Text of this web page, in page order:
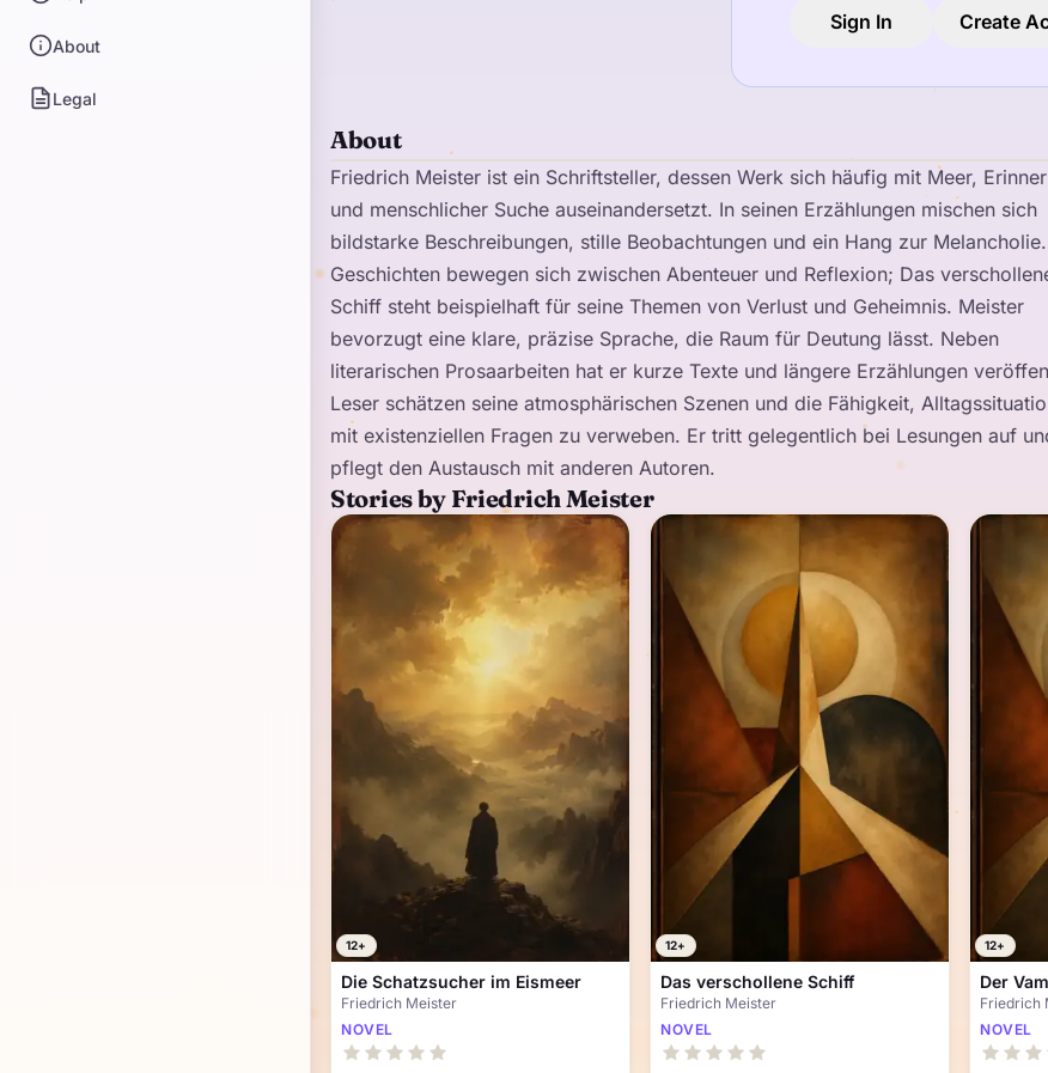
About
Legal
Sign In Create
About
Friedrich Meister ist ein Schriftsteller, dessen Werk sich häufig mit Meer,
und menschlicher Suche auseinandersetzt. In seinen Erzählungen mischen sich
bildstarke Beschreibungen, stille Beobachtungen und ein Hang zur
Geschichten bewegen sich zwischen Abenteuer und Reflexion; Das
Schiff steht beispielhaft für seine Themen von Verlust und Geheimnis. Meister
bevorzugt eine klare, präzise Sprache, die Raum für Deutung lässt. Neben
literarischen Prosaarbeiten hat er kurze Texte und längere Erzählungen
Leser schätzen seine atmosphärischen Szenen und die Fähigkeit,
mit existenziellen Fragen zu verweben. Er tritt gelegentlich bei Lesungen auf
pflegt den Austausch mit anderen Autoren.
Stories by Friedrich Meister
12+
Die Schatzsucher im Eismeer
Friedrich Meister
NOVEL
12+
Das verschollene Schiff
Friedrich Meister
NOVEL
12+
Der
Friedrich
NOVEL